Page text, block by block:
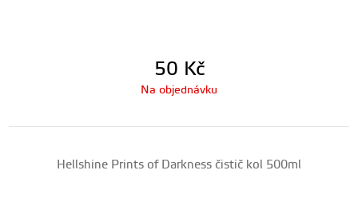
50 Kč
Na objednávku
Hellshine Prints of Darkness čistič kol 500ml